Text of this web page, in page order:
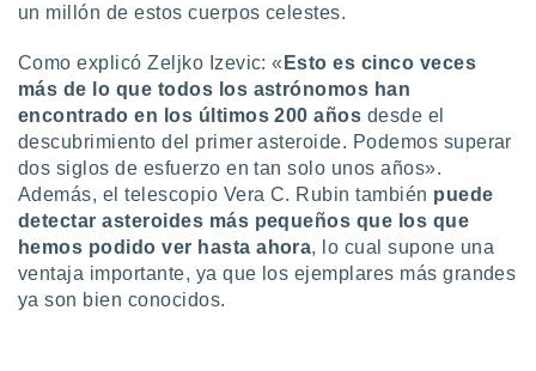
de
con el
e
mediante
publicidad
publicidad
un millón de estos cuerpos celestes.
Como explicó Zeljko Izevic: « Esto es cinco veces
más de lo que todos los astrónomos han
encontrado en los últimos 200 años desde el
descubrimiento del primer asteroide. Podemos superar
dos siglos de esfuerzo en tan solo unos años».
Además, el telescopio Vera C. Rubin también puede
detectar asteroides más pequeños que los que
hemos podido ver hasta ahora, lo cual supone una
ventaja importante, ya que los ejemplares más grandes
ya son bien conocidos.